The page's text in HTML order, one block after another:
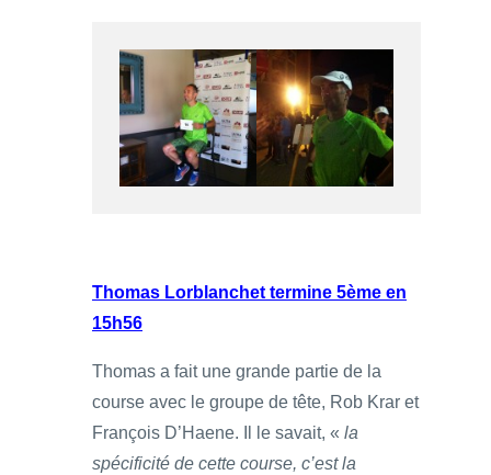
Thomas Lorblanchet termine 5ème en
15h56
Thomas a fait une grande partie de la
course avec le groupe de tête, Rob Krar et
François D’Haene. Il le savait, « la
spécificité de cette course, c’est la